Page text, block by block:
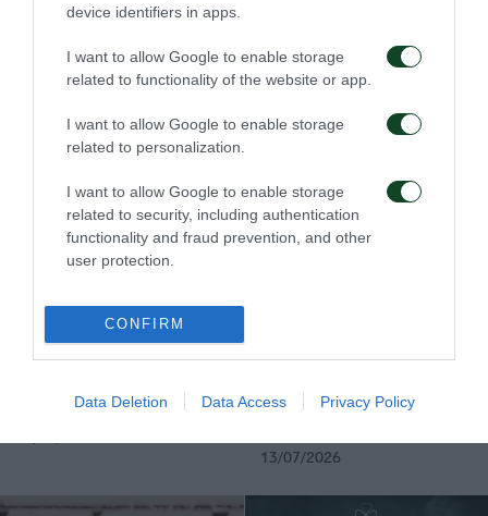
device identifiers in apps.
I want to allow Google to enable storage
related to functionality of the website or app.
I want to allow Google to enable storage
related to personalization.
I want to allow Google to enable storage
related to security, including authentication
functionality and fraud prevention, and other
user protection.
CONFIRM
Data Deletion Data Access Privacy Policy
Η νέα τρίτη εμφάνιση
τη σεζόν 2026/27
14/07/2026
Η νέα εκτός έδρας
Παναθηναϊκού για τη
σεζόν 2026/27
Παρουσιάστηκαν οι νέες
2026/27 στην καρδιά
της Αθήνας
13/07/2026
παρουσιάζουν τη νέα
εντός εδρας εμφάνιση
13/07/2026